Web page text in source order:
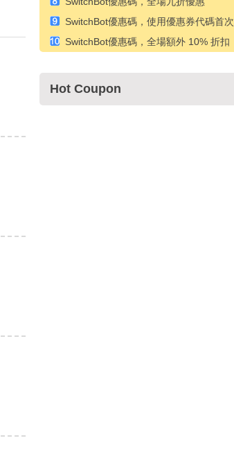
SwitchBot優惠碼，使用優惠券代碼首次
訂購可享受 5% 折扣
SwitchBot優惠碼，全場額外 10% 折扣
Hot Coupon